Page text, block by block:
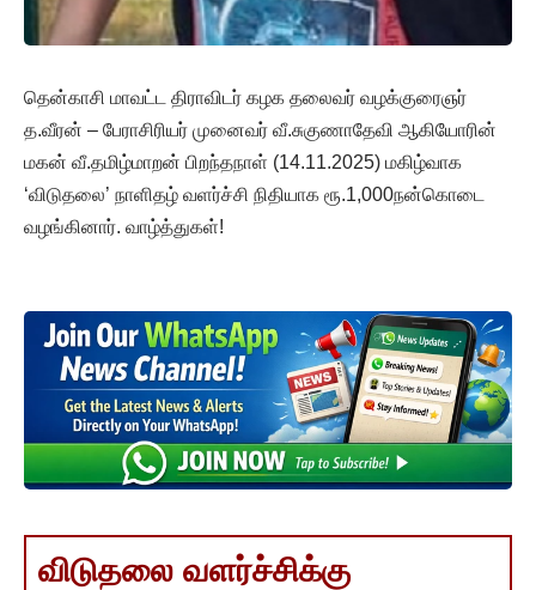
தென்காசி மாவட்ட திராவிடர் கழக தலைவர் வழக்குரைஞர்
த.வீரன் – பேராசிரியர் முனைவர் வீ.சுகுணாதேவி ஆகியோரின்
மகன் வீ.தமிழ்மாறன் பிறந்தநாள் (14.11.2025) மகிழ்வாக
‘விடுதலை’ நாளிதழ் வளர்ச்சி நிதியாக ரூ.1,000நன்கொடை
வழங்கினார். வாழ்த்துகள்!
விடுதலை வளர்ச்சிக்கு